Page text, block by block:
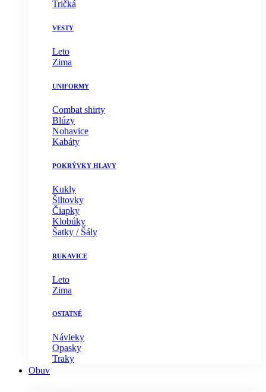
Tričká
VESTY
Leto
Zima
UNIFORMY
Combat shirty
Blúzy
Nohavice
Kabáty
POKRÝVKY HLAVY
Kukly
Šiltovky
Čiapky
Klobúky
Šatky / Šály
RUKAVICE
Leto
Zima
OSTATNÉ
Návleky
Opasky
Traky
Obuv